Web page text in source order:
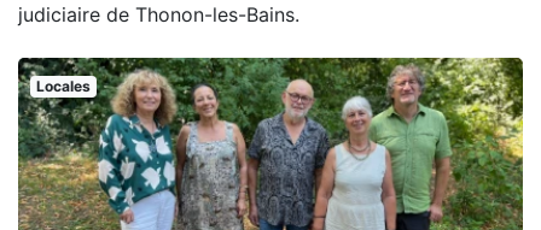
judiciaire de Thonon-les-Bains.
Locales